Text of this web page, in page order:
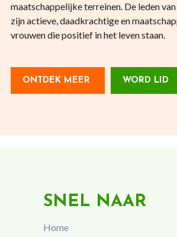
maatschappelijke terreinen. De leden
zijn actieve, daadkrachtige en
vrouwen die positief in het leven staan.
ONTDEK MEER WORD LID
SNEL NAAR
Home